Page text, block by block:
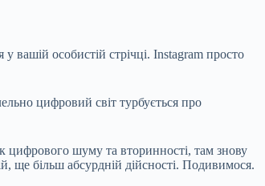
вашій особистій стрічці. Instagram просто
цифровий світ турбується про
цифрового шуму та вторинності, там знову
ще більш абсурдній дійсності. Подивимося.